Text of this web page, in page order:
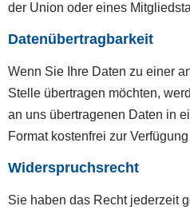
der Union oder eines
Datenübertragbarkeit
Wenn Sie Ihre Daten zu einer
Stelle übertragen möchten,
an uns übertragenen Daten in
Format kostenfrei zur
Widerspruchsrecht
Sie haben das Recht jederzeit